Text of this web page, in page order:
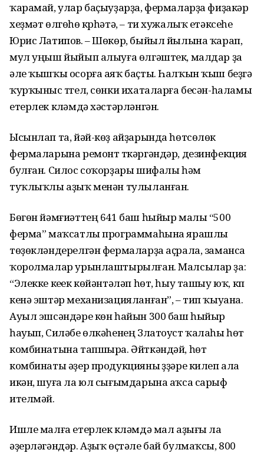
ҡарамай, улар баҫыуҙарҙа, фермаларҙа фиҙакәр
хеҙмәт өлгөһө күрһәтә, – ти хужалыҡ етәксеһе
Юрис Латипов. – Шөкөр, быйыл йылына ҡарап,
мул уңыш йыйып алыуға өлгәштек, малдар ҙа
әле ҡышҡы осорға аяҡ баҫты. Һалҡын ҡыш беҙгә
ҡурҡыныс түгел, сөнки ихаталарға бесән-һаламы
етерлек күләмдә хәстәрләнгән.
Ысынлап та, йәй-көҙ айҙарында һөтсөлөк
фермаларына ремонт үткәргәндәр, дезинфекция
булған. Силос соҡорҙары шифалы һәм
туҡлыҡлы аҙыҡ менән тулыланған.
Бөгөн йәмғиәттең 641 баш һыйыр малы “500
ферма” маҡсатлы про­грам­маһына ярашлы
төҙөклән­дерелгән фермаларҙа аҫрала, заманса
ҡоролмалар урынлаш­тырыл­ған. Малсылар ҙа:
“Элекке кеүек көйәнтәләп һөт, һыу ташыу юҡ, күп
кенә эштәр механизацияланған”, – тип ҡыуана.
Ауыл эшсәндәре көн һайын 300 баш һыйыр
һауып, Силәбе өлкәһенең Златоуст ҡалаһы һөт
комбинатына тапшыра. Әйткәндәй, һөт
комбинаты әҙер продукцияны үҙҙәре килеп ала
икән, шуға ла юл сығымдарына аҡса сарыф
ителмәй.
Ишле малға етерлек күләмдә мал аҙығы ла
әҙерләгәндәр. Аҙыҡ өҫтәле бай булмаҡсы, 800